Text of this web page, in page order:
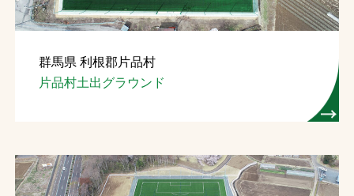
検索
お問合せ
プライバシーポリシー
ソーシャルメディアポリシー
群馬県 利根郡片品村
片品村土出グラウンド